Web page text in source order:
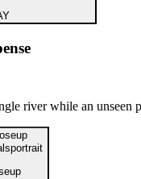
river while an unseen
portrait